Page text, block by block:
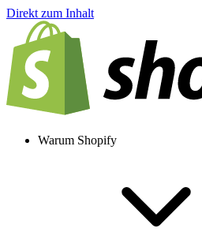
Direkt zum Inhalt
Warum Shopify